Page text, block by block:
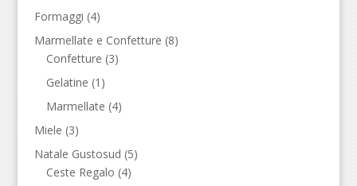
Formaggi (4)
Marmellate e Confetture (8)
Confetture (3)
Gelatine (1)
Marmellate (4)
Miele (3)
Natale Gustosud (5)
Ceste Regalo (4)